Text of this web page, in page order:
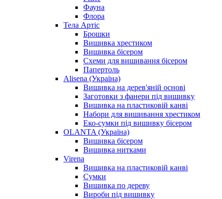
Фауна
Флора
Тела Артіс
Брошки
Вишивка хрестиком
Вишивка бісером
Схеми для вишивання бісером
Папертоль
Alisena (Україна)
Вишивка на дерев'яній основі
Заготовки з фанери під вишивку
Вишивка на пластиковій канві
Набори для вишивання хрестиком
Еко-сумки під вишивку бісером
OLANTA (Україна)
Вишивка бісером
Вишивка нитками
Virena
Вишивка на пластиковій канві
Сумки
Вишивка по дереву
Вироби під вишивку